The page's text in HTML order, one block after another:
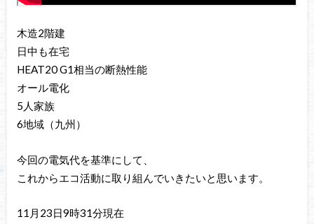
木造2階建
日中も在宅
HEAT20 G1相当の断熱性能
オール電化
5人家族
6地域（九州）
今回の電気代を基準にして、
これからエコ活動に取り組んでいきたいと思います。
11月23日9時31分現在